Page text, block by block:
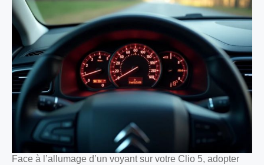
Face à l’allumage d’un voyant sur votre Clio 5, adopter